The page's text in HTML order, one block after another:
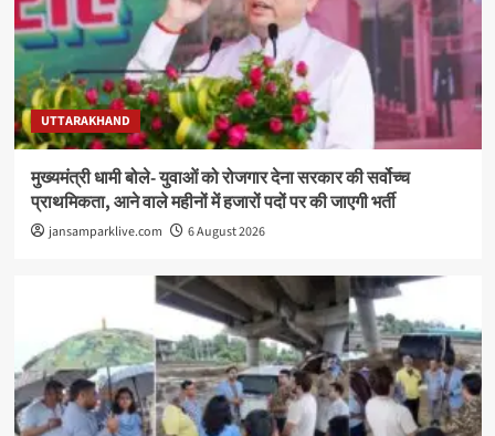
UTTARAKHAND
मुख्यमंत्री धामी बोले- युवाओं को रोजगार देना सरकार की सर्वोच्च
प्राथमिकता, आने वाले महीनों में हजारों पदों पर की जाएगी भर्ती
jansamparklive.com 6 August 2026